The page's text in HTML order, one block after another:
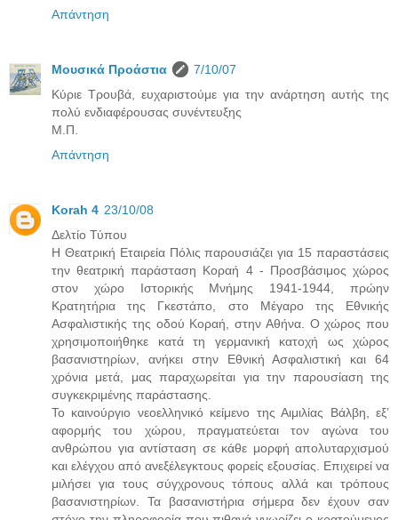
Απάντηση
Μουσικά Προάστια
7/10/07
Κύριε Τρουβά, ευχαριστούμε για την ανάρτηση αυτής της
πολύ ενδιαφέρουσας συνέντευξης
Μ.Π.
Απάντηση
Korah 4 23/10/08
Δελτίο Τύπου
Η Θεατρική Εταιρεία Πόλις παρουσιάζει για 15 παραστάσεις
την θεατρική παράσταση Κοραή 4 - Προσβάσιμος χώρος
στον χώρο Ιστορικής Μνήμης 1941-1944, πρώην
Κρατητήρια της Γκεστάπο, στο Μέγαρο της Εθνικής
Ασφαλιστικής της οδού Κοραή, στην Αθήνα. Ο χώρος που
χρησιμοποιήθηκε κατά τη γερμανική κατοχή ως χώρος
βασανιστηρίων, ανήκει στην Εθνική Ασφαλιστική και 64
χρόνια μετά, μας παραχωρείται για την παρουσίαση της
συγκεκριμένης παράστασης.
Το καινούργιο νεοελληνικό κείμενο της Αιμιλίας Βάλβη, εξ’
αφορμής του χώρου, πραγματεύεται τον αγώνα του
ανθρώπου για αντίσταση σε κάθε μορφή απολυταρχισμού
και ελέγχου από ανεξέλεγκτους φορείς εξουσίας. Επιχειρεί να
μιλήσει για τους σύγχρονους τόπους αλλά και τρόπους
βασανιστηρίων. Τα βασανιστήρια σήμερα δεν έχουν σαν